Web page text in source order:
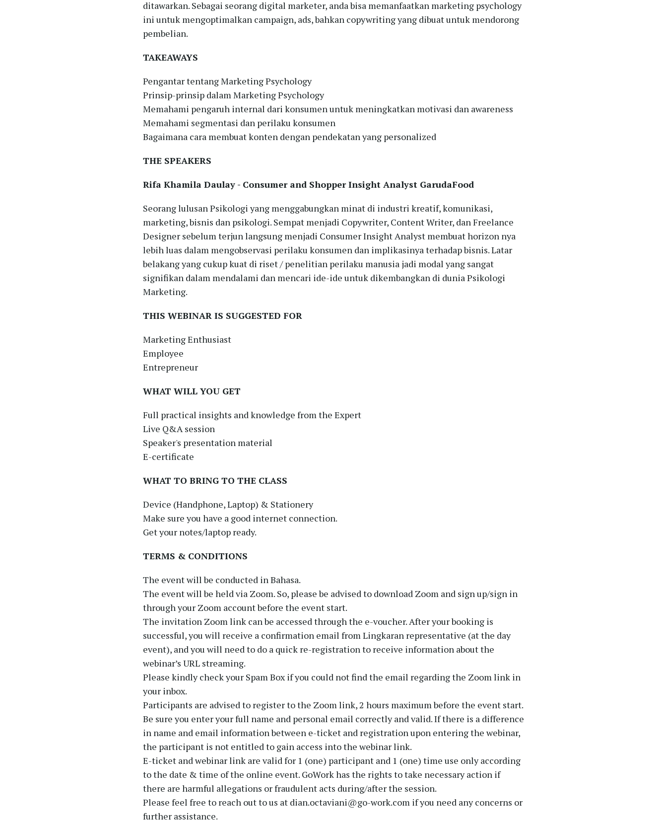
ditawarkan. Sebagai seorang digital marketer, anda bisa memanfaatkan marketing psychology
ini untuk mengoptimalkan campaign, ads, bahkan copywriting yang dibuat untuk mendorong
pembelian.
TAKEAWAYS
Pengantar tentang Marketing Psychology
Prinsip-prinsip dalam Marketing Psychology
Memahami pengaruh internal dari konsumen untuk meningkatkan motivasi dan awareness
Memahami segmentasi dan perilaku konsumen
Bagaimana cara membuat konten dengan pendekatan yang personalized
THE SPEAKERS
Rifa Khamila Daulay - Consumer and Shopper Insight Analyst GarudaFood
Seorang lulusan Psikologi yang menggabungkan minat di industri kreatif, komunikasi,
marketing, bisnis dan psikologi. Sempat menjadi Copywriter, Content Writer, dan Freelance
Designer sebelum terjun langsung menjadi Consumer Insight Analyst membuat horizon nya
lebih luas dalam mengobservasi perilaku konsumen dan implikasinya terhadap bisnis. Latar
belakang yang cukup kuat di riset / penelitian perilaku manusia jadi modal yang sangat
signifikan dalam mendalami dan mencari ide-ide untuk dikembangkan di dunia Psikologi
Marketing.
THIS WEBINAR IS SUGGESTED FOR
Marketing Enthusiast
Employee
Entrepreneur
WHAT WILL YOU GET
Full practical insights and knowledge from the Expert
Live Q&A session
Speaker's presentation material
E-certificate
WHAT TO BRING TO THE CLASS
Device (Handphone, Laptop) & Stationery
Make sure you have a good internet connection.
Get your notes/laptop ready.
TERMS & CONDITIONS
The event will be conducted in Bahasa.
The event will be held via Zoom. So, please be advised to download Zoom and sign up/sign in
through your Zoom account before the event start.
The invitation Zoom link can be accessed through the e-voucher. After your booking is
successful, you will receive a confirmation email from Lingkaran representative (at the day
event), and you will need to do a quick re-registration to receive information about the
webinar’s URL streaming.
Please kindly check your Spam Box if you could not find the email regarding the Zoom link in
your inbox.
Participants are advised to register to the Zoom link, 2 hours maximum before the event start.
Be sure you enter your full name and personal email correctly and valid. If there is a difference
in name and email information between e-ticket and registration upon entering the webinar,
the participant is not entitled to gain access into the webinar link.
E-ticket and webinar link are valid for 1 (one) participant and 1 (one) time use only according
to the date & time of the online event. GoWork has the rights to take necessary action if
there are harmful allegations or fraudulent acts during/after the session.
Please feel free to reach out to us at dian.octaviani@go-work.com if you need any concerns or
further assistance.